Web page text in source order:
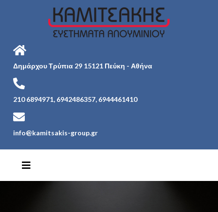
Δημάρχου Τρύπια 29 15121 Πεύκη - Αθήνα
210 6894971, 6942486357, 6944461410
info@kamitsakis-group.gr